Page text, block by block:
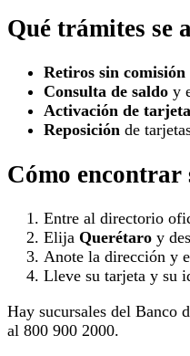
Qué trámites se
Retiros sin comisión
Consulta de saldo y
Activación de tarjeta
Reposición de
Cómo encontrar
Entre al directorio
Elija Querétaro y
Anote la dirección y
Lleve su tarjeta y su
Hay sucursales del Banco
al 800 900 2000.